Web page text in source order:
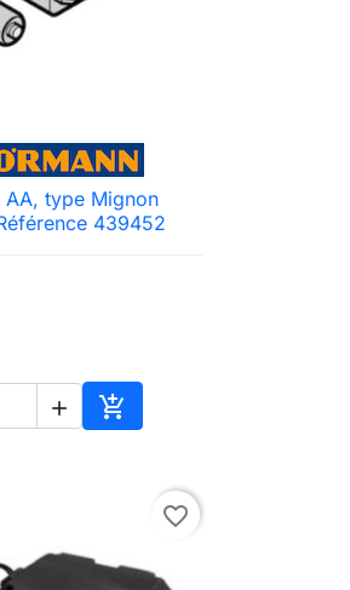
Aperçu rapide
AA, type Mignon
439452
 
Ajouter au panier
favorite_border